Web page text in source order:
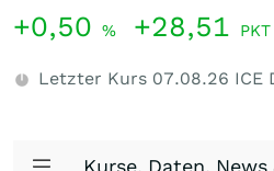
+0,50 % +28,51 PKT
Letzter Kurs 07.08.26 ICE
Kurse, Daten, News